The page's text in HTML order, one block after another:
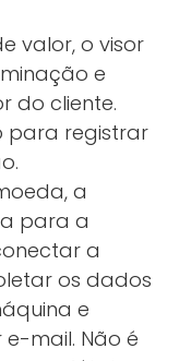
valor, o visor
e
do cliente.
para registrar
a
para a
a
os dados
e
mail. Não é